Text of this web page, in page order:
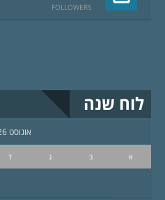
FOLLOWERS
לוח שנה
אוגוסט 2026
א ב ג ד